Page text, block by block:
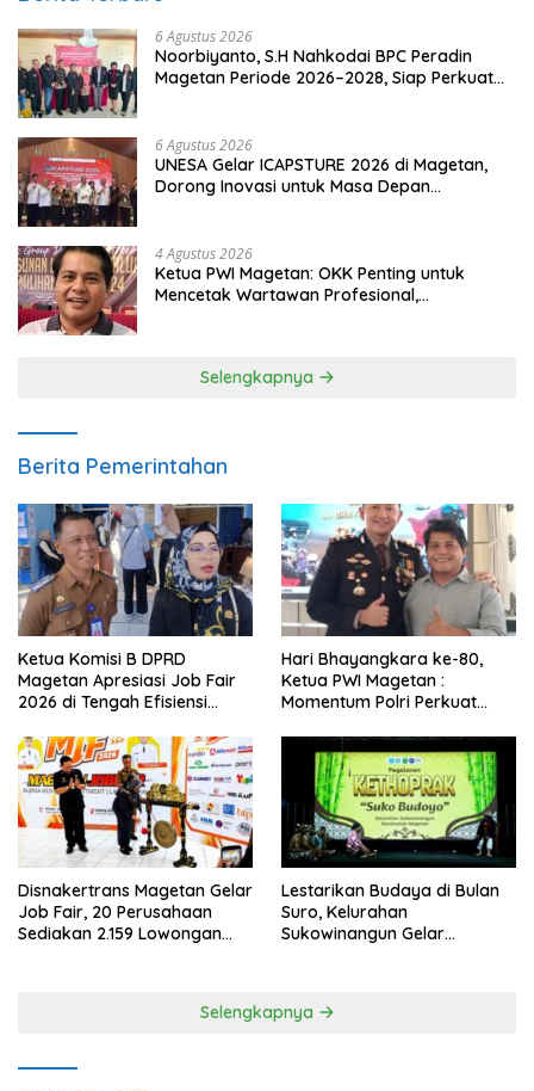
6 Agustus 2026
Noorbiyanto, S.H Nahkodai BPC Peradin
Magetan Periode 2026–2028, Siap Perkuat
6 Agustus 2026
UNESA Gelar ICAPSTURE 2026 di Magetan,
Dorong Inovasi untuk Masa Depan
4 Agustus 2026
Ketua PWI Magetan: OKK Penting untuk
Mencetak Wartawan Profesional,
Selengkapnya
Berita Pemerintahan
Ketua Komisi B DPRD
Magetan Apresiasi Job Fair
2026 di Tengah Efisiensi
Hari Bhayangkara ke-80,
Ketua PWI Magetan :
Momentum Polri Perkuat
Disnakertrans Magetan Gelar
Job Fair, 20 Perusahaan
Sediakan 2.159 Lowongan
Lestarikan Budaya di Bulan
Suro, Kelurahan
Sukowinangun Gelar
Selengkapnya